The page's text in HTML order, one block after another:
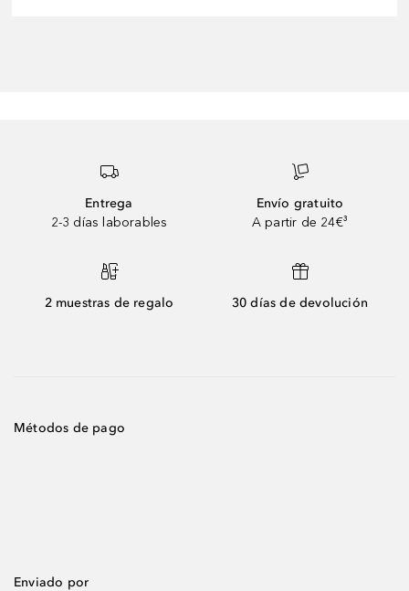
Entrega
2-3 días laborables
Envío gratuito
A partir de 24€³
2 muestras de regalo 30 días de devolución
Métodos de pago
Enviado por